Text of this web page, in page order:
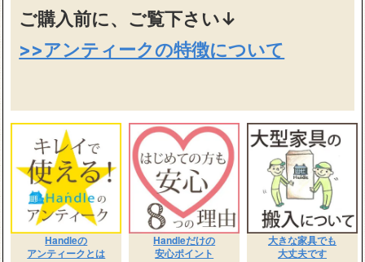
ご購入前に、ご覧下さい↓
>>アンティークの特徴について
Handleの
アンティークとは
Handleだけの
安心ポイント
大きな家具でも
大丈夫です